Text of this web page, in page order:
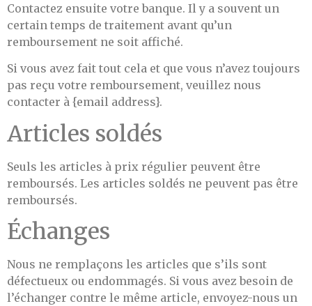
Contactez ensuite votre banque. Il y a souvent un
certain temps de traitement avant qu’un
remboursement ne soit affiché.
Si vous avez fait tout cela et que vous n’avez toujours
pas reçu votre remboursement, veuillez nous
contacter à {email address}.
Articles soldés
Seuls les articles à prix régulier peuvent être
remboursés. Les articles soldés ne peuvent pas être
remboursés.
Échanges
Nous ne remplaçons les articles que s’ils sont
défectueux ou endommagés. Si vous avez besoin de
l’échanger contre le même article, envoyez-nous un